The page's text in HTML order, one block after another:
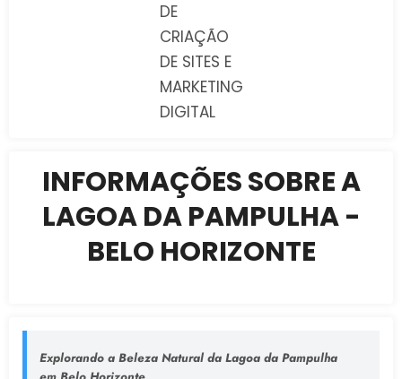
DE
CRIAÇÃO
DE SITES E
MARKETING
DIGITAL
INFORMAÇÕES SOBRE A
LAGOA DA PAMPULHA -
BELO HORIZONTE
Explorando a Beleza Natural da Lagoa da Pampulha